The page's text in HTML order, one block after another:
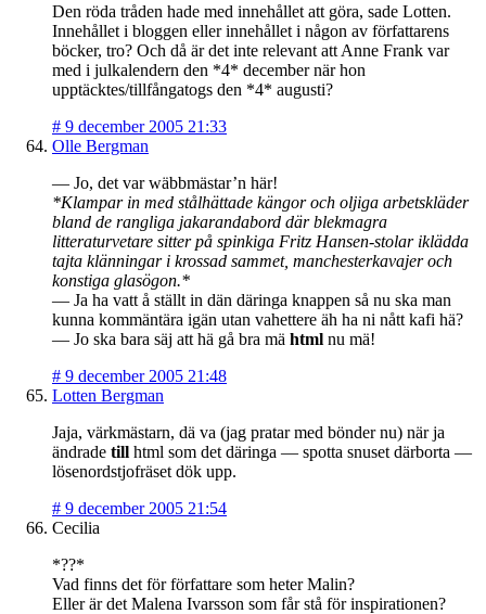
Den röda tråden hade med innehållet att göra, sade Lotten.
Innehållet i bloggen eller innehållet i någon av författarens
böcker, tro? Och då är det inte relevant att Anne Frank var
med i julkalendern den *4* december när hon
upptäcktes/tillfångatogs den *4* augusti?
# 9 december 2005 21:33
Olle Bergman
— Jo, det var wäbbmästar’n här!
*Klampar in med stålhättade kängor och oljiga arbetskläder
bland de rangliga jakarandabord där blekmagra
litteraturvetare sitter på spinkiga Fritz Hansen-stolar iklädda
tajta klänningar i krossad sammet, manchesterkavajer och
konstiga glasögon.*
— Ja ha vatt å ställt in dän däringa knappen så nu ska man
kunna kommäntära igän utan vahettere äh ha ni nått kafi hä?
— Jo ska bara säj att hä gå bra mä html nu mä!
# 9 december 2005 21:48
Lotten Bergman
Jaja, värkmästarn, dä va (jag pratar med bönder nu) när ja
ändrade till html som det däringa — spotta snuset därborta —
lösenordstjofräset dök upp.
# 9 december 2005 21:54
Cecilia
*??*
Vad finns det för författare som heter Malin?
Eller är det Malena Ivarsson som får stå för inspirationen?